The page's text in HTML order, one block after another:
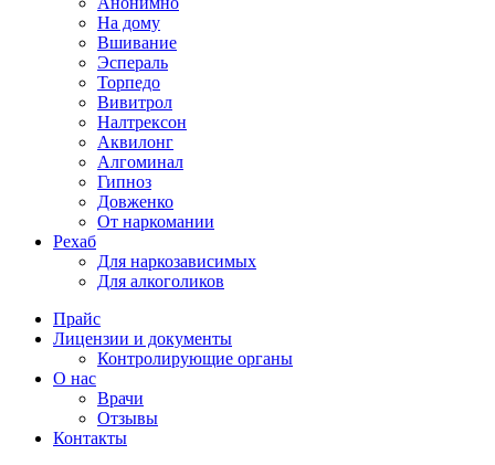
На дому
Вшивание
Эспераль
Торпедо
Вивитрол
Налтрексон
Аквилонг
Алгоминал
Гипноз
Довженко
От наркомании
Рехаб
Для наркозависимых
Для алкоголиков
Прайс
Лицензии и документы
Контролирующие органы
О нас
Врачи
Отзывы
Контакты